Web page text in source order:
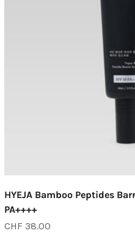
HYEJA Bamboo Peptides
PA++++
Angebot
CHF 38.00